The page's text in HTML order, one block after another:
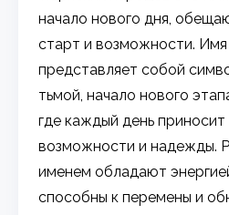
начало нового дня,
старт и возможности. Имя
представляет собой
тьмой, начало нового
где каждый день
возможности и надежды.
именем обладают
способны к перемены и